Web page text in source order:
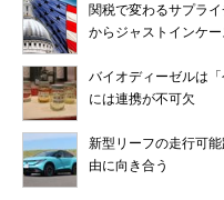
関税で変わるサプラ
からジャストインケ
バイオディーゼルは
には連携が不可欠
新型リーフの走行可
由に向き合う